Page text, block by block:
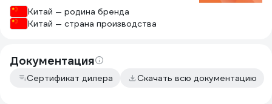
Китай — родина бренда
Китай — страна производства
Документация
Сертификат дилера Скачать всю документацию